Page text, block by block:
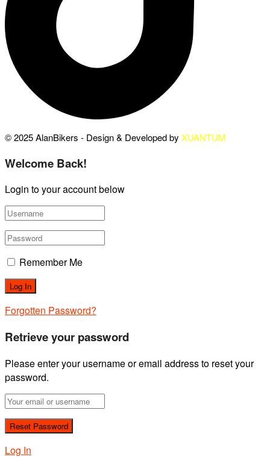
© 2025 AlanBikers - Design & Developed by XUANTUM
Welcome Back!
Login to your account below
Remember Me
Forgotten Password?
Retrieve your password
Please enter your username or email address to reset your
password.
Log In